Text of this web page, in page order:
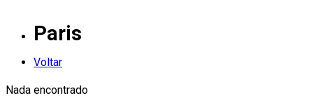
Paris
Voltar
Nada encontrado